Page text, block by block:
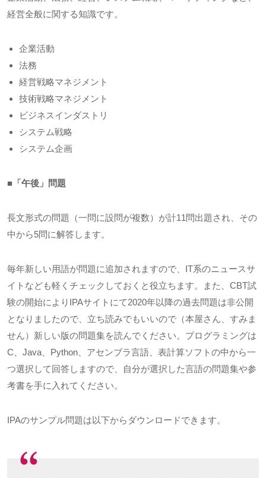
経営全般に関する知識です。
企業活動
法務
経営戦略マネジメント
技術戦略マネジメント
ビジネスインダストリ
システム戦略
システム企画
■「午後」問題
長文形式の問題（一問に設問が複数）が計11問出題され、その
中から5問に解答します。
毎年新しい用語が問題に追加されますので、 IT系のニュースサ
イトなども軽くチェックしておくと役立ちます。また、 CBT試
験の開始により IPAサイトにて2020年以降の過去問題は非公開
となりましたので、立ち読みでもいいので（本屋さん、すみま
せん）新しい版の問題集を読んでください。プログラミングは
C
Java Python 、アセンブラ言語、表計算ソフトの中から一
つ選択して回答しますので、自分が選択した言語の問題集や参
考書を手に入れてください。
IPAのサンプル問題は以下からダウンロードできます。